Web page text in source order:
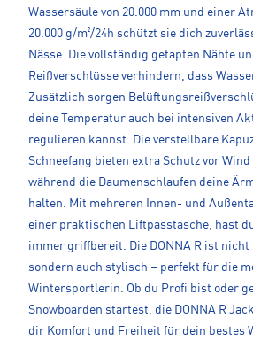
Wassersäule von 20.000 mm und einer
20.000 g/m²/24h schützt sie dich
Nässe. Die vollständig getapten Nähte
Reißverschlüsse verhindern, dass
Zusätzlich sorgen
deine Temperatur auch bei intensiven
regulieren kannst. Die verstellbare
Schneefang bieten extra Schutz vor Wind
während die Daumenschlaufen deine
halten. Mit mehreren Innen- und
einer praktischen Liftpasstasche, hast
immer griffbereit. Die DONNA R ist
sondern auch stylisch – perfekt für die
Wintersportlerin. Ob du Profi bist oder
Snowboarden startest, die DONNA R
dir Komfort und Freiheit für dein bestes